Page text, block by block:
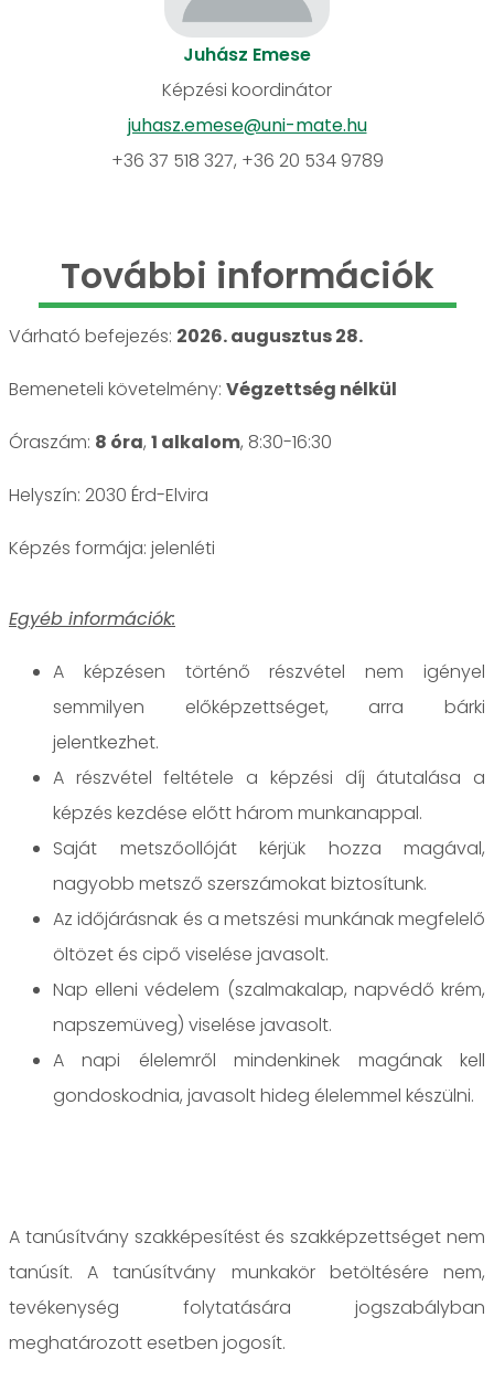
Juhász Emese
Képzési koordinátor
juhasz.emese@uni-mate.hu
+36 37 518 327, +36 20 534 9789
További információk
Várható befejezés: 2026. augusztus 28.
Bemeneteli követelmény: Végzettség nélkül
Óraszám: 8 óra, 1 alkalom, 8:30-16:30
Helyszín: 2030 Érd-Elvira
jelenléti
Egyéb információk:
A képzésen történő részvétel nem igényel
semmilyen előképzettséget, arra bárki
jelentkezhet.
A részvétel feltétele a képzési díj átutalása a
képzés kezdése előtt három munkanappal.
Saját metszőollóját kérjük hozza magával,
nagyobb metsző szerszámokat biztosítunk.
Az időjárásnak és a metszési munkának megfelelő
öltözet és cipő viselése javasolt.
Nap elleni védelem (szalmakalap, napvédő krém,
napszemüveg) viselése javasolt.
A napi élelemről mindenkinek magának kell
gondoskodnia, javasolt hideg élelemmel készülni.
A tanúsítvány szakképesítést és szakképzettséget nem
tanúsít. A tanúsítvány munkakör betöltésére nem,
tevékenység folytatására jogszabályban
meghatározott esetben jogosít.